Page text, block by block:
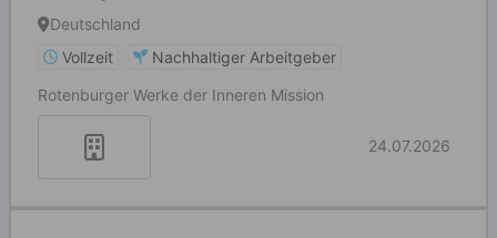
Deutschland
Vollzeit
Nachhaltiger Arbeitgeber
Rotenburger Werke der Inneren Mission
24.07.2026